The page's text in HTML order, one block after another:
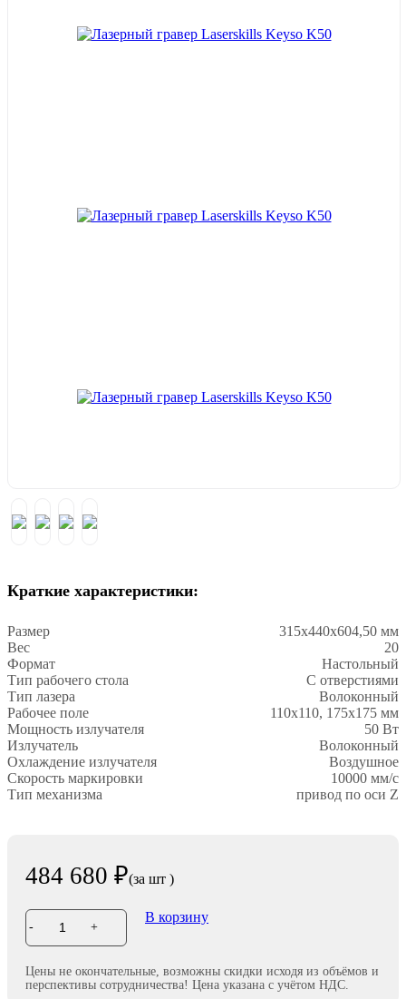
Краткие характеристики:
Размер
315х440х604,50 мм
Вес
20
Формат
Настольный
Тип рабочего стола
С отверстиями
Тип лазера
Волоконный
Рабочее поле
110х110, 175х175 мм
Мощность излучателя
50 Вт
Излучатель
Волоконный
Охлаждение излучателя
Воздушное
Скорость маркировки
10000 мм/с
Тип механизма
привод по оси Z
484 680 ₽(за шт )
- +
В корзину
Цены не окончательные, возможны скидки исходя из объёмов и
перспективы сотрудничества! Цена указана с учётом НДС.